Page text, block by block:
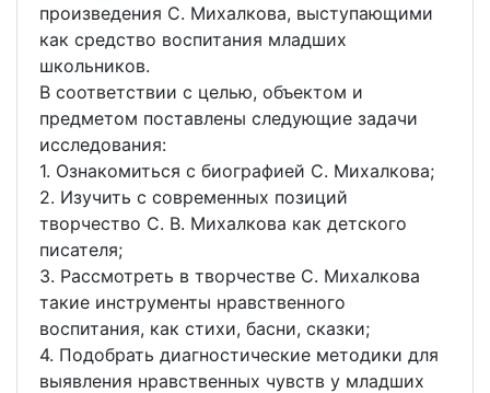
произведения С. Михалкова, выступающими
как средство воспитания младших
школьников.
В соответствии с целью, объектом и
предметом поставлены следующие задачи
исследования:
1. Ознакомиться с биографией С. Михалкова;
2. Изучить с современных позиций
творчество С. В. Михалкова как детского
писателя;
3. Рассмотреть в творчестве С. Михалкова
такие инструменты нравственного
воспитания, как стихи, басни, сказки;
4. Подобрать диагностические методики для
выявления нравственных чувств у младших